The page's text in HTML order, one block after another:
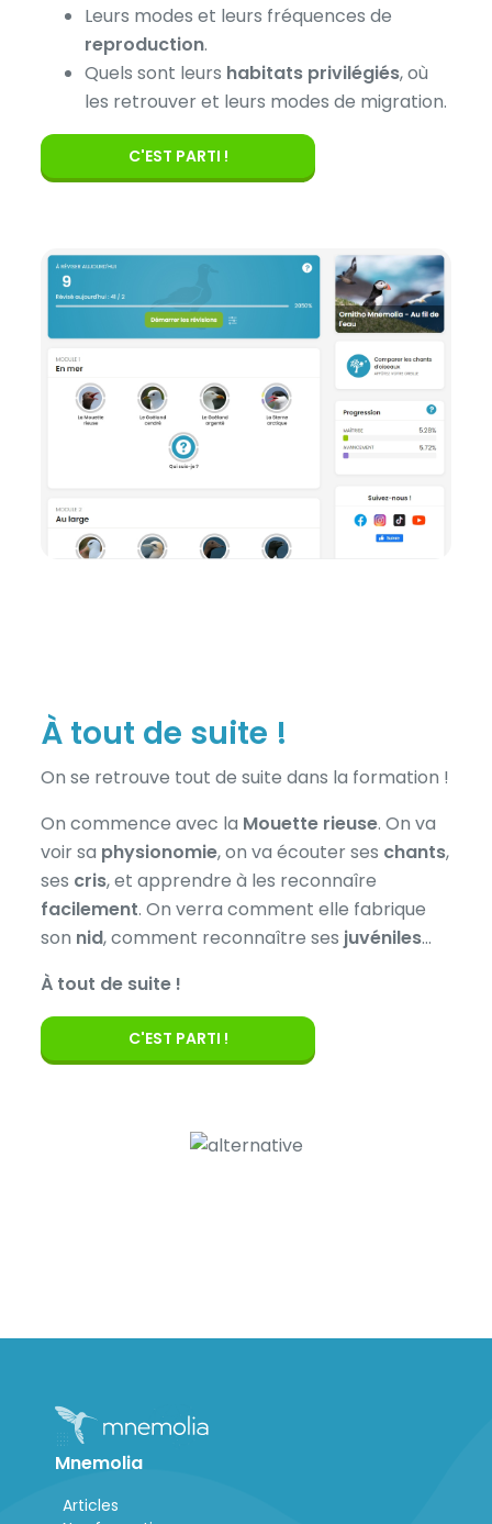
Leurs modes et leurs fréquences de
reproduction.
Quels sont leurs habitats privilégiés, où
les retrouver et leurs modes de migration.
C'EST PARTI !
À tout de suite !
On se retrouve tout de suite dans la formation !
On commence avec la Mouette rieuse. On va
voir sa physionomie, on va écouter ses chants,
ses cris, et apprendre à les reconnaîre
facilement. On verra comment elle fabrique
son nid, comment reconnaître ses juvéniles…
À tout de suite !
C'EST PARTI !
Mnemolia
Articles